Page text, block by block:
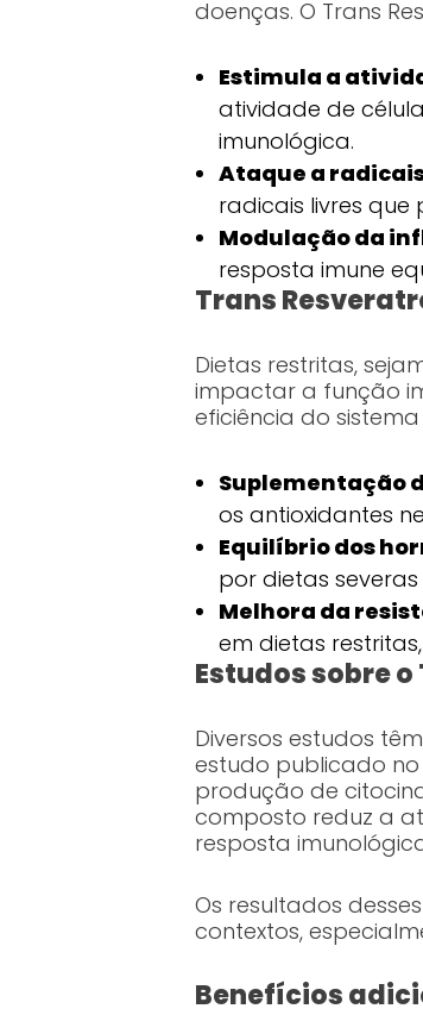
doenças. O Trans
Estimula a
atividade de
imunológica.
Ataque a
radicais livres
Modulação da
resposta imune
Trans
Dietas restritas,
impactar a função
eficiência do
Suplementação
os antioxidantes
Equilíbrio dos
por dietas
Melhora da
em dietas
Estudos sobre
Diversos estudos
estudo publicado no
produção de
composto reduz a
resposta
Os resultados
contextos,
Benefícios